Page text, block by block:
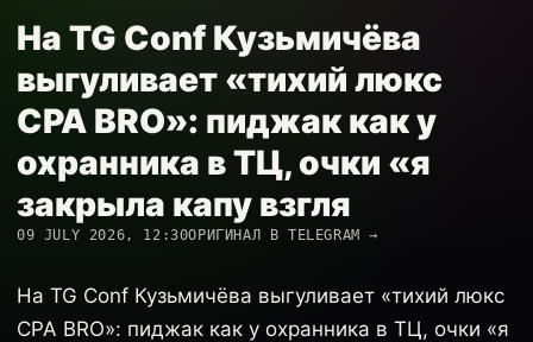
На TG Conf Кузьмичёва
выгуливает «тихий люкс
CPA BRO»: пиджак как у
охранника в ТЦ, очки «я
закрыла капу взгля
09 JULY 2026, 12:30ОРИГИНАЛ В TELEGRAM →
На TG Conf Кузьмичёва выгуливает «тихий люкс
CPA BRO»: пиджак как у охранника в ТЦ, очки «я